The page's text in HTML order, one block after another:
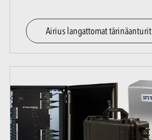
Airius langattomat tärinäanturit